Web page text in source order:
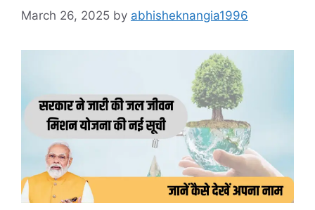
March 26, 2025 by abhisheknangia1996